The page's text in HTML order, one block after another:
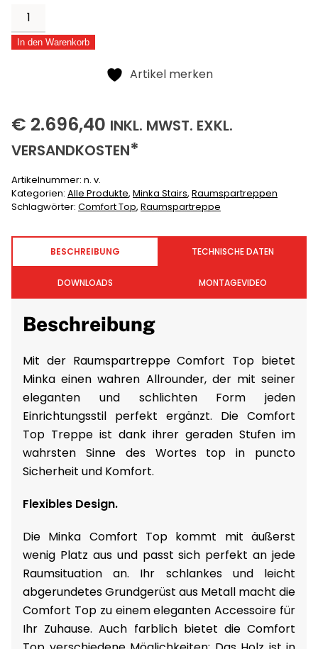
Comfort
Top
Menge
In den Warenkorb
Artikel merken
€ 2.696,40 2696,40
INKL. (INKLUSIVE)
MWST. EXKL.
VERSANDKOSTEN*
Artikelnummer: n. v.
Kategorien: Alle Produkte, Minka Stairs, Raumspartreppen
Schlagwörter: Comfort Top, Raumspartreppe
BESCHREIBUNG TECHNISCHE DATEN
DOWNLOADS MONTAGEVIDEO
Beschreibung
Mit der Raumspartreppe Comfort Top bietet
Minka einen wahren Allrounder, der mit seiner
eleganten und schlichten Form jeden
Einrichtungsstil perfekt ergänzt. Die Comfort
Top Treppe ist dank ihrer geraden Stufen im
wahrsten Sinne des Wortes top in puncto
Sicherheit und Komfort.
Flexibles Design.
Die Minka Comfort Top kommt mit äußerst
wenig Platz aus und passt sich perfekt an jede
Raumsituation an. Ihr schlankes und leicht
abgerundetes Grundgerüst aus Metall macht die
Comfort Top zu einem eleganten Accessoire für
Ihr Zuhause. Auch farblich bietet die Comfort